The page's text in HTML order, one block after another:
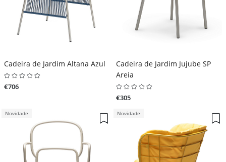
Cadeira de Jardim Altana Azul
€706
Cadeira de Jardim Jujube SP
Areia
€305
Novidade Novidade